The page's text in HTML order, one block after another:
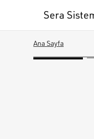
Sera
Ana Sayfa